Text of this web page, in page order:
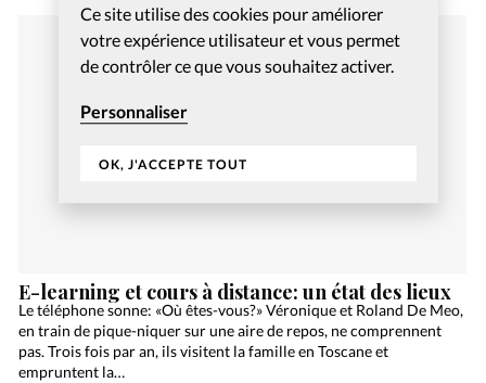
Ce site utilise des cookies pour améliorer
votre expérience utilisateur et vous permet
de contrôler ce que vous souhaitez activer.
Personnaliser
OK, J'ACCEPTE TOUT
E-learning et cours à distance: un état des lieux
Le téléphone sonne: «Où êtes-vous?» Véronique et Roland De Meo,
en train de pique-niquer sur une aire de repos, ne comprennent
pas. Trois fois par an, ils visitent la famille en Toscane et
empruntent la…